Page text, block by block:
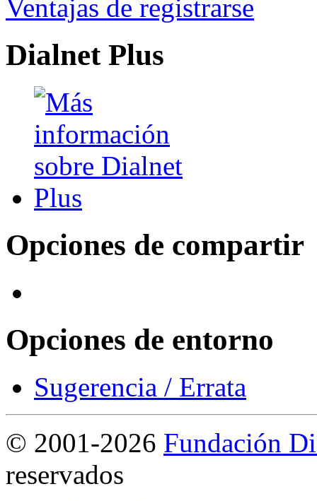
Ventajas de registrarse
Dialnet Plus
Opciones de compartir
Opciones de entorno
Sugerencia / Errata
© 2001-2026 Fundación
reservados